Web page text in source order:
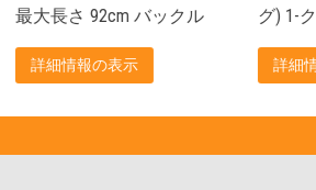
クル
...
グ) 1-クリップボード カバ
ー付...
詳細情報の表示